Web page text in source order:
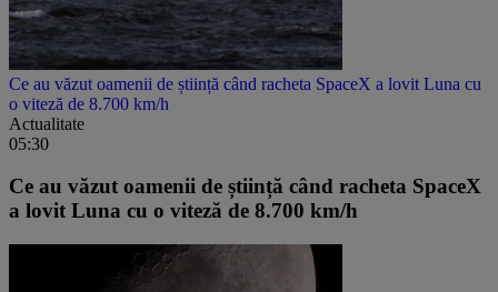
Ce au văzut oamenii de știință când racheta SpaceX a lovit Luna cu
o viteză de 8.700 km/h
Actualitate
05:30
Ce au văzut oamenii de știință când racheta SpaceX
a lovit Luna cu o viteză de 8.700 km/h